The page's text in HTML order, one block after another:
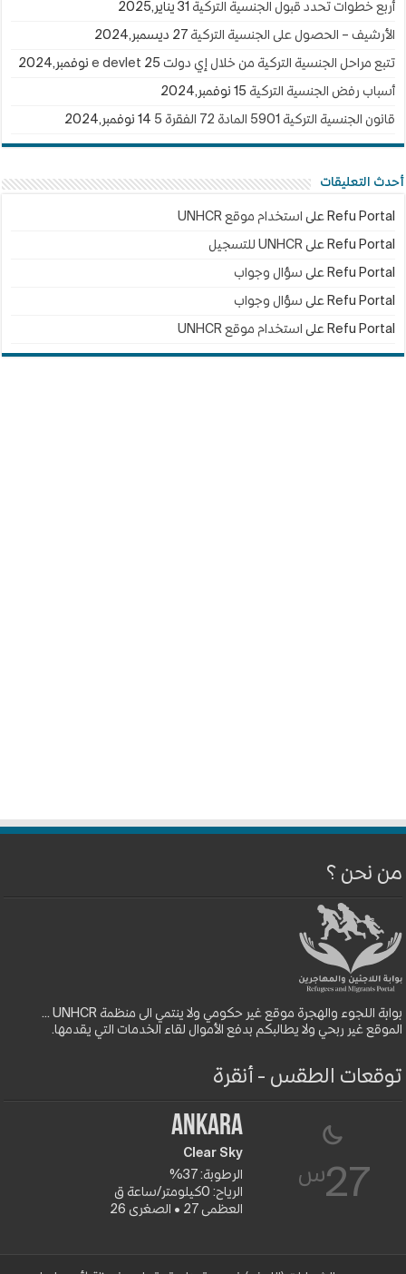
أربع خطوات تحدد قبول الجنسية التركية 31 يناير,2025
الأرشيف – الحصول على الجنسية التركية 27 ديسمبر,2024
تتبع مراحل الجنسية التركية من خلال إي دولت e devlet 25 نوفمبر,2024
أسباب رفض الجنسية التركية 15 نوفمبر,2024
قانون الجنسية التركية 5901 المادة 72 الفقرة 5 14 نوفمبر,2024
أحدث التعليقات
Refu Portal على استخدام موقع UNHCR
Refu Portal علىUNHCR للتسجيل
Refu Portal على سؤال وجواب
Refu Portal على سؤال وجواب
Refu Portal على استخدام موقع UNHCR
من نحن ؟
بوابة اللجوء والهجرة موقع غير حكومي ولا ينتمي الى منظمة UNHCR ...
الموقع غير ربحي ولا يطالبكم بدفع الأموال لقاء الخدمات التي يقدمها.
توقعات الطقس - أنقرة
27س
Ankara
Clear Sky
الرطوبة: 37%
الرياح: 0كيلومتر/ساعة ق
العظمى 27 • الصغرى 26